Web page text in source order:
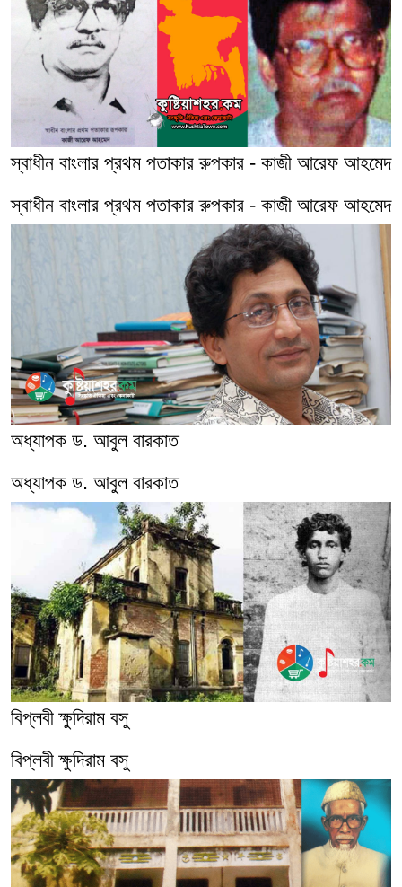
স্বাধীন বাংলার প্রথম পতাকার রুপকার - কাজী আরেফ আহমেদ
স্বাধীন বাংলার প্রথম পতাকার রুপকার - কাজী আরেফ আহমেদ
অধ্যাপক ড. আবুল বারকাত
অধ্যাপক ড. আবুল বারকাত
বিপ্লবী ক্ষুদিরাম বসু
বিপ্লবী ক্ষুদিরাম বসু